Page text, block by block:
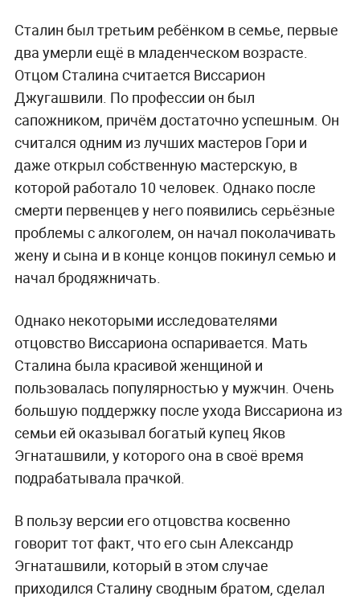
Сталин был третьим ребёнком в семье, первые
два умерли ещё в младенческом возрасте.
Отцом Сталина считается Виссарион
Джугашвили. По профессии он был
сапожником, причём достаточно успешным. Он
считался одним из лучших мастеров Гори и
даже открыл собственную мастерскую, в
которой работало 10 человек. Однако после
смерти первенцев у него появились серьёзные
проблемы с алкоголем, он начал поколачивать
жену и сына и в конце концов покинул семью и
начал бродяжничать.
Однако некоторыми исследователями
отцовство Виссариона оспаривается. Мать
Сталина была красивой женщиной и
пользовалась популярностью у мужчин. Очень
большую поддержку после ухода Виссариона из
семьи ей оказывал богатый купец Яков
Эгнаташвили, у которого она в своё время
подрабатывала прачкой.
В пользу версии его отцовства косвенно
говорит тот факт, что его сын Александр
Эгнаташвили, который в этом случае
приходился Сталину сводным братом, сделал